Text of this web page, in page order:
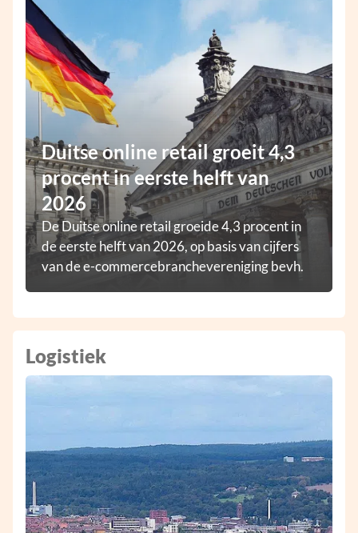
Duitse online retail groeit 4,3
procent in eerste helft van
2026
De Duitse online retail groeide 4,3 procent in
de eerste helft van 2026, op basis van cijfers
van de e-commercebranchevereniging bevh.
Logistiek